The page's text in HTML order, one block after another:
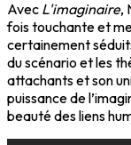
Avec L'imaginaire,
fois touchante et
certainement
du scénario et les
attachants et son
puissance de
beauté des liens